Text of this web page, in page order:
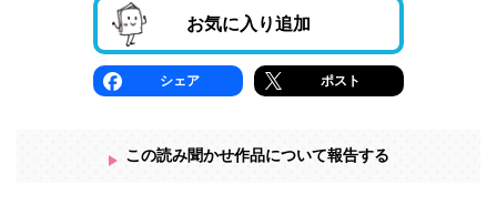
お気に入り追加
シェア ポスト
この読み聞かせ作品について報告する